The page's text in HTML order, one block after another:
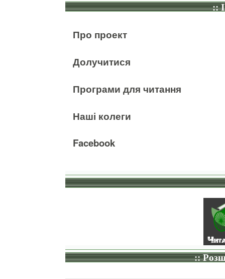
::
Про проект
Долучитися
Програми для читання
Наші колеги
Facebook
::